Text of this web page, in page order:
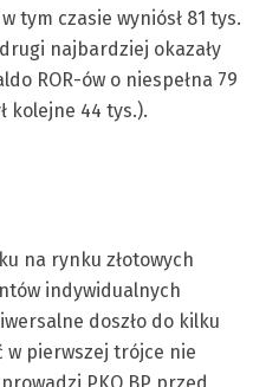
tym czasie wyniósł 81 tys.
najbardziej okazały
ROR-ów o niespełna 79
kolejne 44 tys.).
na rynku złotowych
indywidualnych
doszło do kilku
w pierwszej trójce nie